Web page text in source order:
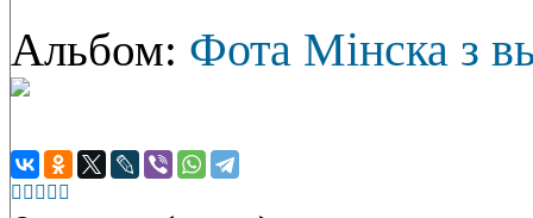
Альбом: Фота Мінска з
    